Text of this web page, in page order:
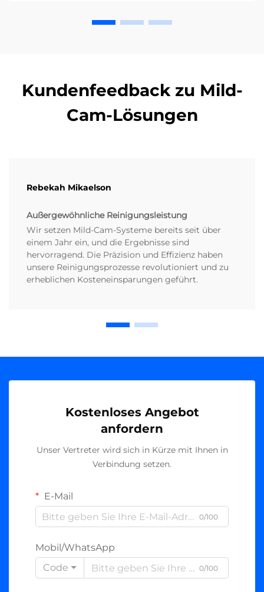
Kundenfeedback zu Mild-
Cam-Lösungen
Rebekah Mikaelson
Außergewöhnliche Reinigungsleistung
Wir setzen Mild-Cam-Systeme bereits seit über
einem Jahr ein, und die Ergebnisse sind
hervorragend. Die Präzision und Effizienz haben
unsere Reinigungsprozesse revolutioniert und zu
erheblichen Kosteneinsparungen geführt.
Kostenloses Angebot
anfordern
Unser Vertreter wird sich in Kürze mit Ihnen in
Verbindung setzen.
E-Mail
0/100
Mobil/WhatsApp
Code
0/100